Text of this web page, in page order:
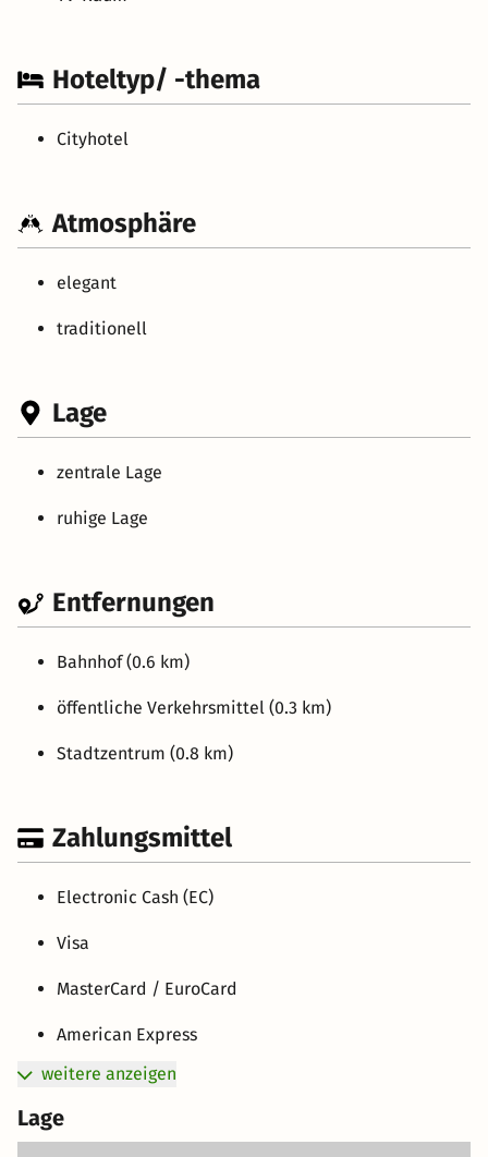
Hoteltyp/ -thema
Cityhotel
Atmosphäre
elegant
traditionell
Lage
zentrale Lage
ruhige Lage
Entfernungen
Bahnhof (0.6 km)
öffentliche Verkehrsmittel (0.3 km)
Stadtzentrum (0.8 km)
Zahlungsmittel
Electronic Cash (EC)
Visa
MasterCard / EuroCard
American Express
weitere anzeigen
Lage